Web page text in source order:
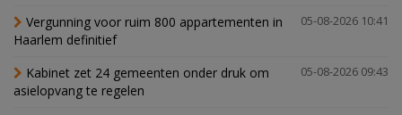
05-08-2026 10:41
Vergunning voor ruim 800 appartementen in
Haarlem definitief
05-08-2026 09:43
Kabinet zet 24 gemeenten onder druk om
asielopvang te regelen